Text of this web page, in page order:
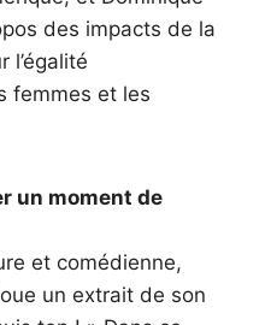
des impacts de la
l’égalité
femmes et les
un moment de
et comédienne,
un extrait de son